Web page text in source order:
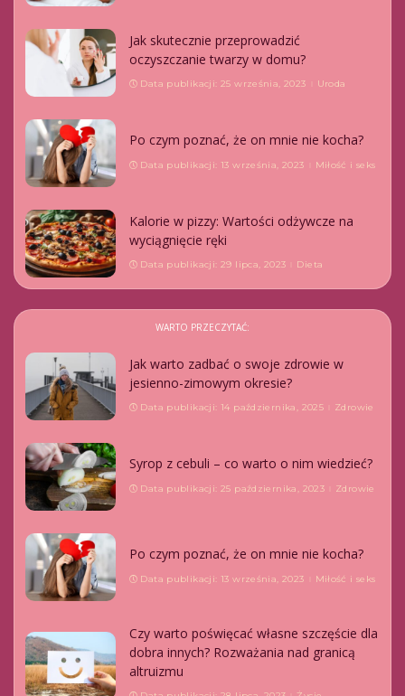
Jak skutecznie przeprowadzić
oczyszczanie twarzy w domu?
Data publikacji: 25 września, 2023 Uroda
Po czym poznać, że on mnie nie kocha?
Data publikacji: 13 września, 2023 Miłość i seks
Kalorie w pizzy: Wartości odżywcze na
wyciągnięcie ręki
Data publikacji: 29 lipca, 2023 Dieta
WARTO PRZECZYTAĆ:
Jak warto zadbać o swoje zdrowie w
jesienno-zimowym okresie?
Data publikacji: 14 października, 2025 Zdrowie
Syrop z cebuli – co warto o nim wiedzieć?
Data publikacji: 25 października, 2023 Zdrowie
Po czym poznać, że on mnie nie kocha?
Data publikacji: 13 września, 2023 Miłość i seks
Czy warto poświęcać własne szczęście dla
dobra innych? Rozważania nad granicą
altruizmu